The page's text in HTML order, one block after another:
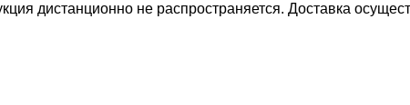
дистанционно не распространяется. Доставка